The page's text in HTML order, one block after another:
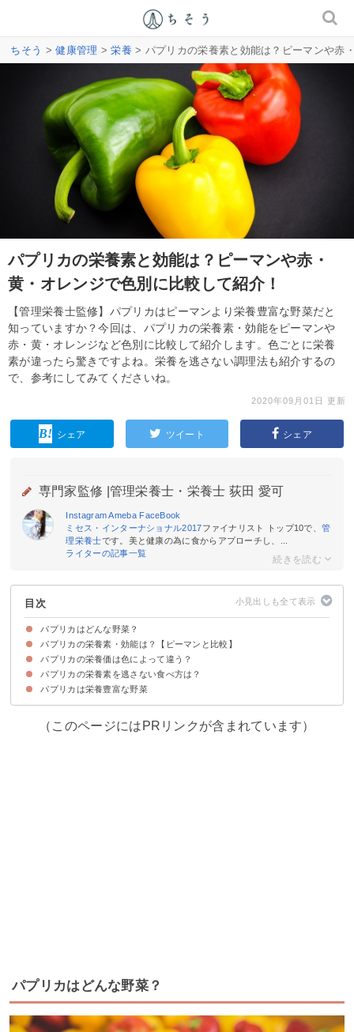
ちそう >健康管理 >栄養 > パプリカの栄養素と効能は？ピーマンや赤
パプリカの栄養素と効能は？ピーマンや赤・
黄・オレンジで色別に比較して紹介！
【管理栄養士監修】パプリカはピーマンより栄養豊富な野菜だと
知っていますか？今回は、パプリカの栄養素・効能をピーマンや
赤・黄・オレンジなど色別に比較して紹介します。色ごとに栄養
素が違ったら驚きですよね。栄養を逃さない調理法も紹介するの
で、参考にしてみてくださいね。
2020年09月01日 更新
シェア ツイート シェア
専門家監修 | 管理栄養士・栄養士 荻田 愛可
Instagram Ameba FaceBook
ミセス・インターナショナル2017ファイナリスト トップ10で、管
理栄養士です。美と健康の為に食からアプローチし、...
ライターの記事一覧
目次
パプリカはどんな野菜？
パプリカの旬
新鮮なパプリカの選び方
パプリカの栄養素・効能は？【ピーマンと比較】
①βカロテン
②ビタミンC
③ビタミンE
④カリウム
⑤葉酸
パプリカの栄養価は色によって違う？
赤パプリカの栄養素・効能
黄パプリカの栄養素・効能
オレンジ色のパプリカの栄養素・効能
パプリカの栄養素を逃さない食べ方は？
加熱調理にしても問題にない
油調理がおすすめ
パプリカは栄養豊富な野菜
（このページにはPRリンクが含まれています）
パプリカはどんな野菜？